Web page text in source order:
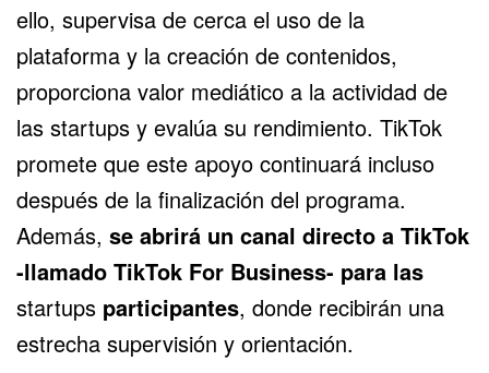
ello, supervisa de cerca el uso de la
plataforma y la creación de contenidos,
proporciona valor mediático a la actividad de
las startups y evalúa su rendimiento. TikTok
promete que este apoyo continuará incluso
después de la finalización del programa.
Además, se abrirá un canal directo a TikTok
-llamado TikTok For Business- para las
startups participantes, donde recibirán una
estrecha supervisión y orientación.